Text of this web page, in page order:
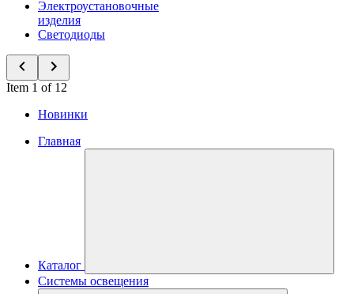
Электроустановочные
изделия
Светодиоды
Item 1 of 12
Новинки
Главная
Каталог
Системы освещения